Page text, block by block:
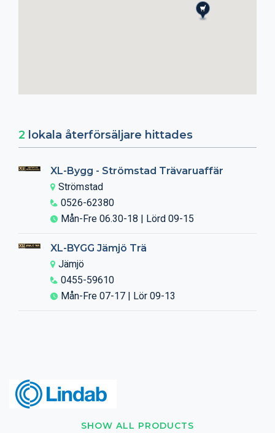
SHOW ALL PRODUCTS
2 lokala återförsäljare hittades
XL-Bygg - Strömstad Trävaruaffär
Strömstad
0526-62380
Mån-Fre 06.30-18 | Lörd 09-15
XL-BYGG Jämjö Trä
Jämjö
0455-59610
Mån-Fre 07-17 | Lör 09-13